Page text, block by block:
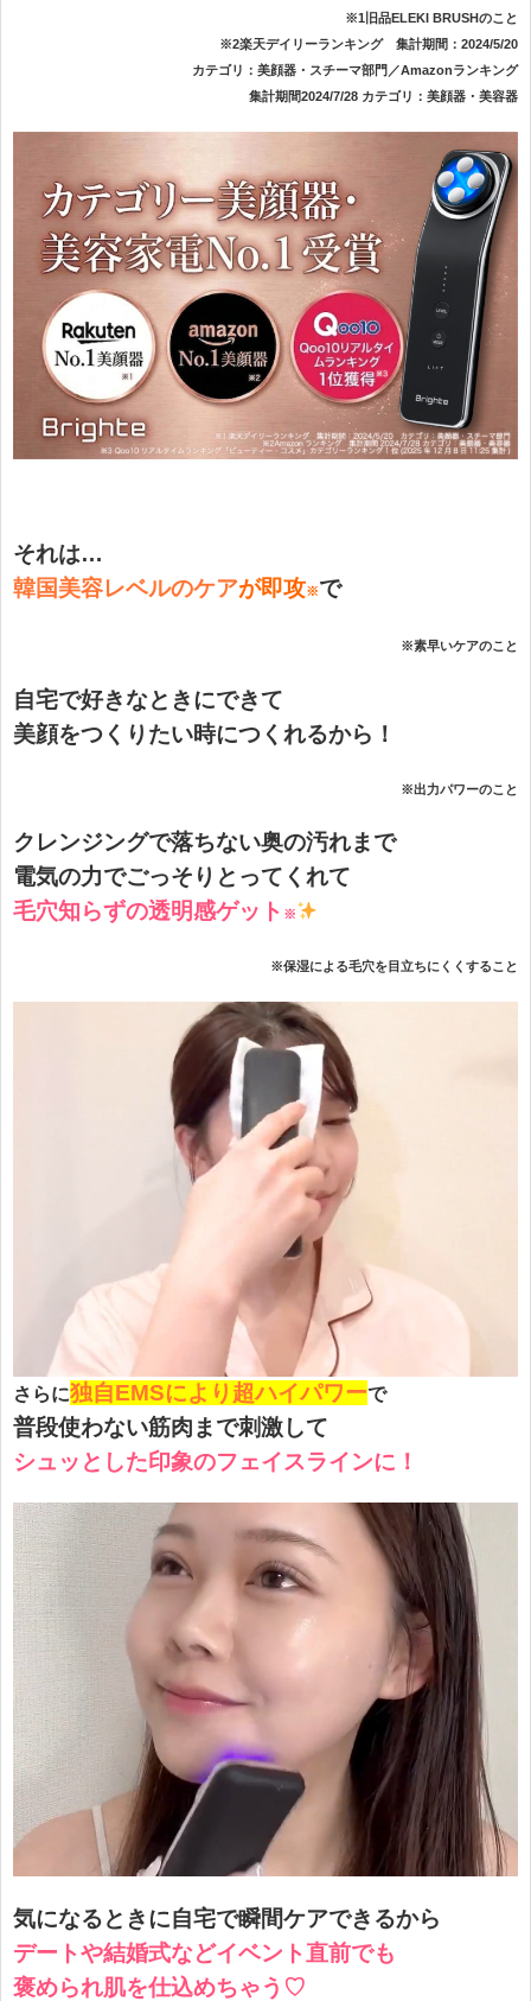
※1旧品ELEKI BRUSHのこと
※2楽天デイリーランキング 集計期間：2024/5/20
カテゴリ：美顔器・スチーマ部門／Amazonランキング
集計期間2024/7/28 カテゴリ：美顔器・美容器
それは…
韓国美容レベルのケアが即攻※で
※素早いケアのこと
自宅で好きなときにできて
美顔をつくりたい時につくれるから！
※出力パワーのこと
クレンジングで落ちない奥の汚れまで
電気の力でごっそりとってくれて
毛穴知らずの透明感ゲット ※
※保湿による毛穴を目立ちにくくすること
さらに独自EMSにより超ハイパワーで
普段使わない筋肉まで刺激して
シュッとした印象のフェイスラインに！
気になるときに自宅で瞬間ケアできるから
デートや結婚式などイベント直前でも
褒められ肌を仕込めちゃう♡